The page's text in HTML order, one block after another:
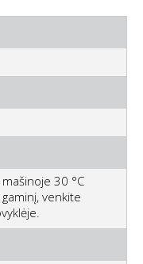
30 °C
venkite